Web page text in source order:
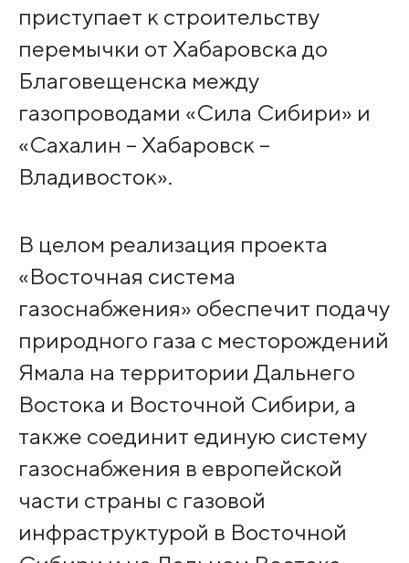
приступает к строительству
перемычки от Хабаровска до
Благовещенска между
газопроводами «Сила Сибири» и
«Сахалин – Хабаровск –
Владивосток».
В целом реализация проекта
«Восточная система
газоснабжения» обеспечит подачу
природного газа с месторождений
Ямала на территории Дальнего
Востока и Восточной Сибири, а
также соединит единую систему
газоснабжения в европейской
части страны с газовой
инфраструктурой в Восточной